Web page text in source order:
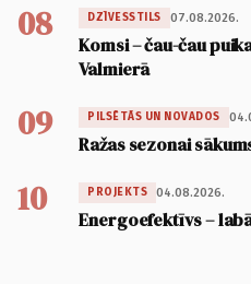
08 DZĪVESSTILS 07.08.2026.
Komsi – čau-čau
Valmierā
09 PILSĒTĀS UN NOVADOS
Ražas sezonai
10 PROJEKTS 04.08.2026.
Energoefektīvs –